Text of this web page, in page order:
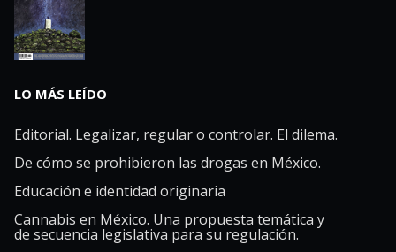
LO MÁS LEÍDO
Editorial. Legalizar, regular o controlar. El dilema.
De cómo se prohibieron las drogas en México.
Educación e identidad originaria
Cannabis en México. Una propuesta temática y
de secuencia legislativa para su regulación.